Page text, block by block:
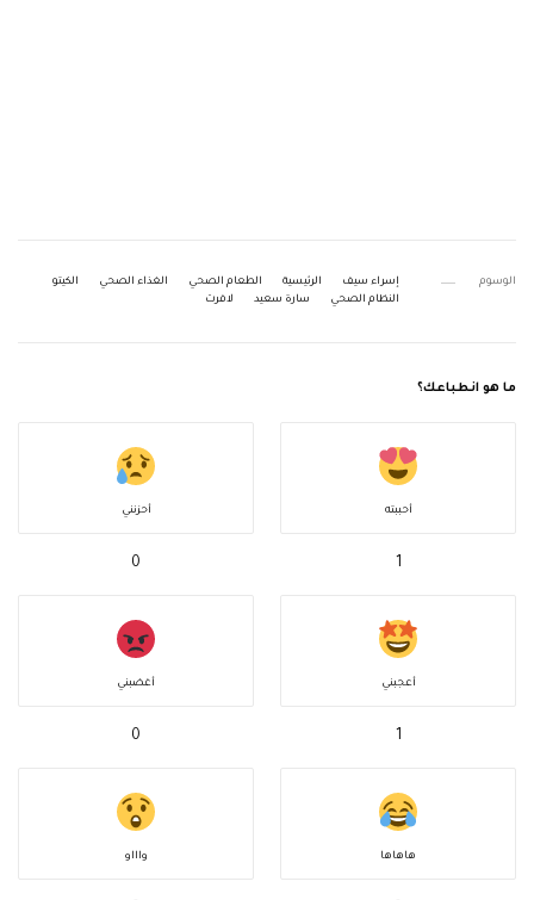
الوسوم إسراء سيف الرئيسية الطعام الصحي الغذاء الصحي
الكيتو
النظام الصحي
سارة سعيد لافرت
ما هو انطباعك؟
أحببته
1
أحزنني
0
أعجبني
1
أغضبني
0
هاهاها واااو